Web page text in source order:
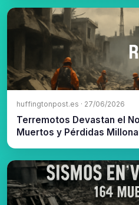
huffingtonpost.es · 27/06/2026
Terremotos Devastan el
Muertos y Pérdidas